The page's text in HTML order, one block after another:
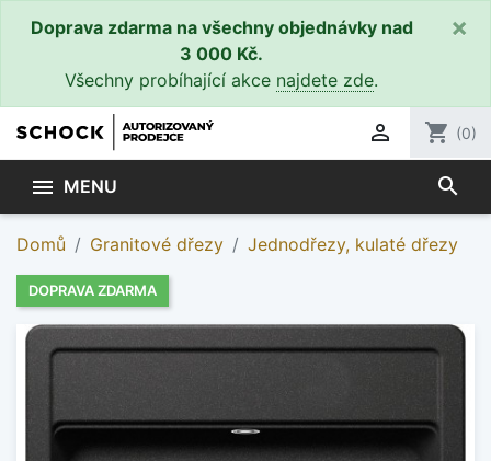
Doprava zdarma na všechny objednávky nad
3 000 Kč.
Všechny probíhající akce najdete zde.
×
 shopping_cart (0)
 MENU search
Domů Granitové dřezy Jednodřezy, kulaté dřezy
DOPRAVA ZDARMA